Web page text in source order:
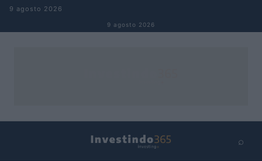
Pular para o conteúdo
9 agosto 2026
9 agosto 2026
⌕